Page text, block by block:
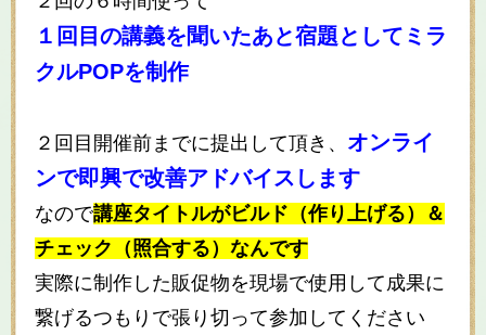
１回目の講義を聞いたあと宿題としてミラ
クルPOPを制作
２回目開催前までに提出して頂き、 オンライ
ンで即興で改善アドバイスします
なので講座タイトルがビルド（作り上げる）＆
チェック（照合する）なんです
実際に制作した販促物を現場で使用して成果に
繋げるつもりで張り切って参加してください